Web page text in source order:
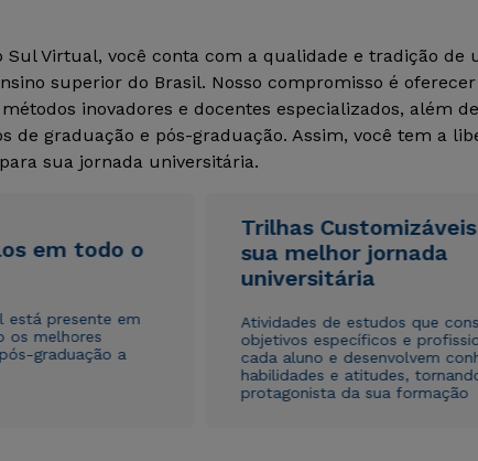
Sul Virtual, você conta com a qualidade e tradição de
superior do Brasil. Nosso compromisso é
inovadores e docentes especializados, além
de graduação e pós-graduação. Assim, você tem a
sua jornada universitária.
em todo o
está presente em
os melhores
graduação a
Trilhas
sua melhor jornada
universitária
Atividades de estudos que
objetivos específicos e
cada aluno e desenvolvem
habilidades e atitudes,
protagonista da sua formação
WhatsApp
WhatsApp